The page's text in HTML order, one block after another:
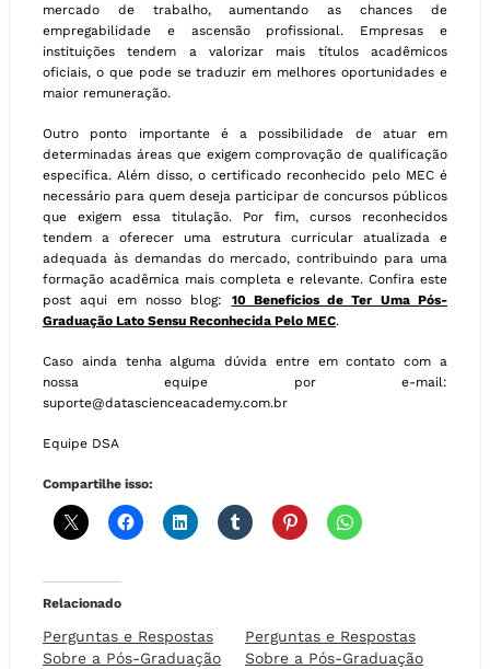
mercado de trabalho, aumentando as chances de
empregabilidade e ascensão profissional. Empresas e
instituições tendem a valorizar mais títulos acadêmicos
oficiais, o que pode se traduzir em melhores oportunidades e
maior remuneração.
Outro ponto importante é a possibilidade de atuar em
determinadas áreas que exigem comprovação de qualificação
específica. Além disso, o certificado reconhecido pelo MEC é
necessário para quem deseja participar de concursos públicos
que exigem essa titulação. Por fim, cursos reconhecidos
tendem a oferecer uma estrutura curricular atualizada e
adequada às demandas do mercado, contribuindo para uma
formação acadêmica mais completa e relevante. Confira este
post aqui em nosso blog: 10 Benefícios de Ter Uma Pós-
Graduação Lato Sensu Reconhecida Pelo MEC.
Caso ainda tenha alguma dúvida entre em contato com a
nossa equipe por e-mail:
suporte@datascienceacademy.com.br
Equipe DSA
Compartilhe isso:
Relacionado
Perguntas e Respostas
Sobre a Pós-Graduação
Perguntas e Respostas
Sobre a Pós-Graduação